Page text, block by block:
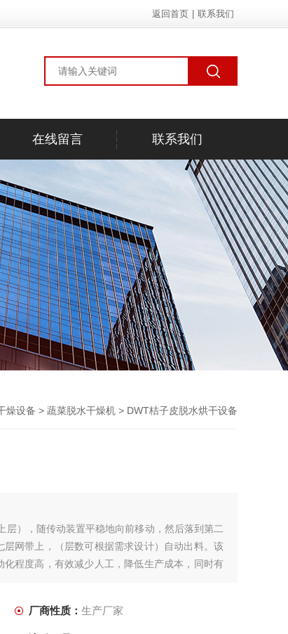
返回首页 联系我们
在线留言 联系我们
燥设备 > 蔬菜脱水干燥机 > DWT桔子皮脱水烘干设备
），随传动装置平稳地向前移动，然后落到第二
网带上，（层数可根据需求设计）自动出料。该
程度高，有效减少人工，降低生产成本，同时有
厂商性质： 生产厂家